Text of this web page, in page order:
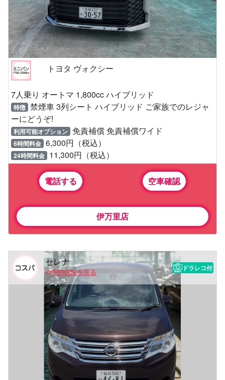
トヨタ ヴォクシー
7人乗り オートマ 1,800cc ハイブリッド
特徴 禁煙車 3列シート ハイブリッド ご家族でのレジャ
ーにどうぞ!
利用可能オプション 免責補償 免責補償ワイド
6時間料金 6,300円（税込）
24時間料金 11,300円（税込）
電話する 空車確認
伊万里店
セレナ
予約状況を見る
ドラレコ付